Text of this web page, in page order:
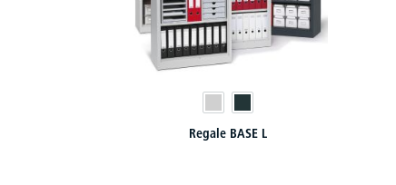
Regale BASE L